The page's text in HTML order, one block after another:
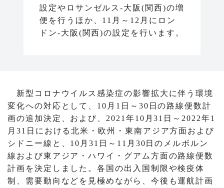
設定やロサンゼルス-大阪(関西)の増
便を行うほか、11月～12月にロン
ドン-大阪(関西)の設定を行います。
新型コロナウイルス感染症の影響拡大に伴う環境
変化への対応として、10月1日～30日の路線便数計
画の追加決定、および、2021年10月31日～2022年1
月31日における北米・欧州・東南アジア方面および
シドニー線と、10月31日～11月30日のメルボルン
線および東アジア・ハワイ・グアム方面の路線便数
計画を決定しました。各国の出入国制限や検疫体
制、需要動向などを見極めながら、今後も運航計画